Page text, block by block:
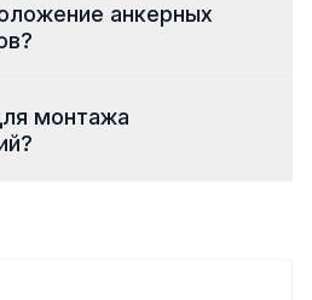
анкерных
монтажа